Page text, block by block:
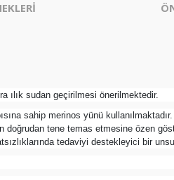
ılık sudan geçirilmesi önerilmektedir.
sahip merinos yünü
doğrudan tene temas etmesine özen
tedaviyi destekleyici bir